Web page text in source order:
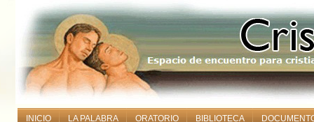
INICIO LA PALABRA ORATORIO BIBLIOTECA